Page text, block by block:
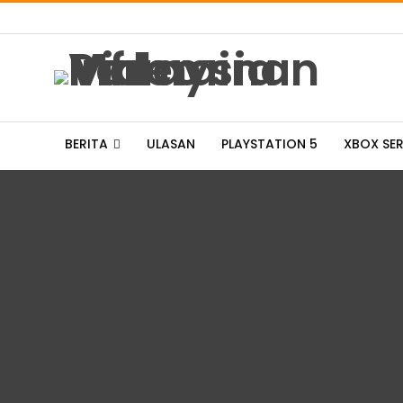
BERITA ULASAN PLAYSTATION 5 XBOX